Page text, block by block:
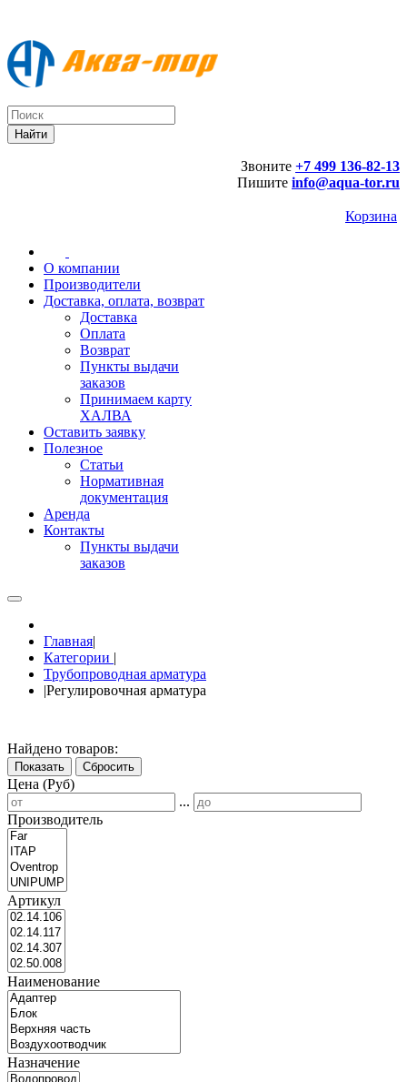
Звоните +7 499 136-82-13
Пишите info@aqua-tor.ru
Корзина
О компании
Производители
Доставка, оплата, возврат
Доставка
Оплата
Возврат
Пункты выдачи
заказов
Принимаем карту
ХАЛВА
Оставить заявку
Полезное
Статьи
Нормативная
документация
Аренда
Контакты
Пункты выдачи
заказов
Главная|
Категории |
Трубопроводная арматура
|Регулировочная арматура
Найдено товаров:
Показать Сбросить
Цена (Руб)
...
Производитель
Артикул
Наименование
Назначение